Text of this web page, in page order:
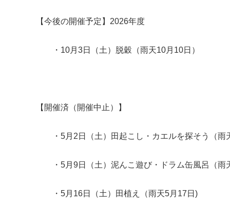
【今後の開催予定】2026年度
・10月3日（土）脱穀（雨天10月10日）
【開催済（開催中止）】
・5月2日（土）田起こし・カエルを探そう（
・5月9日（土）泥んこ遊び・ドラム缶風呂（
・5月16日（土）田植え（雨天5月17日)